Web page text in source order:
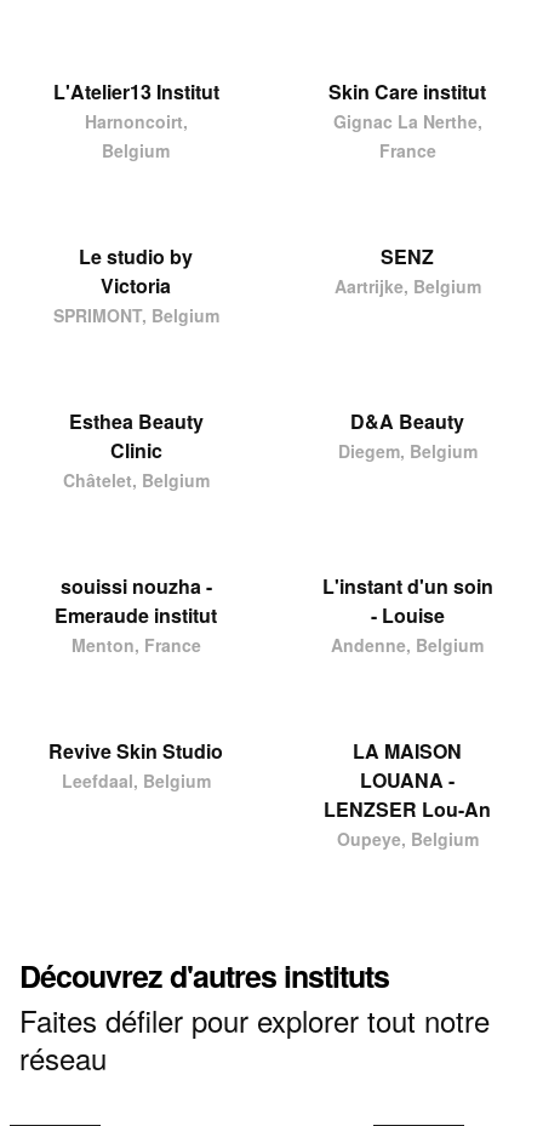
L'Atelier13 Institut
Harnoncoirt,
Belgium
Skin Care institut
Gignac La Nerthe,
France
Le studio by
Victoria
SPRIMONT, Belgium
SENZ
Aartrijke, Belgium
Esthea Beauty
Clinic
Châtelet, Belgium
D&A Beauty
Diegem, Belgium
souissi nouzha -
Emeraude institut
Menton, France
L'instant d'un soin
- Louise
Andenne, Belgium
Revive Skin Studio
Leefdaal, Belgium
LA MAISON
LOUANA -
LENZSER Lou-An
Oupeye, Belgium
Découvrez d'autres instituts
Faites défiler pour explorer tout notre
réseau